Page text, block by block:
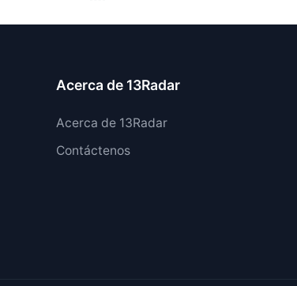
Acerca de 13Radar
Acerca de 13Radar
Contáctenos